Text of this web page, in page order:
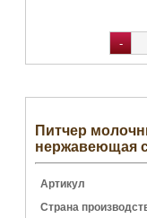
Питчер
нержавеющая
Артикул
Страна